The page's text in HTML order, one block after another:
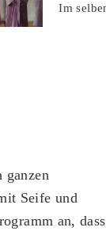
Im
ganzen
Seife und
an, dass